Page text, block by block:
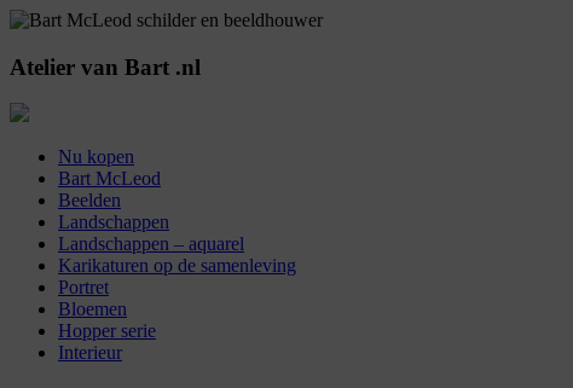
Atelier van Bart .nl
Nu kopen
Bart McLeod
Beelden
Landschappen
Landschappen – aquarel
Karikaturen op de samenleving
Portret
Bloemen
Hopper serie
Interieur